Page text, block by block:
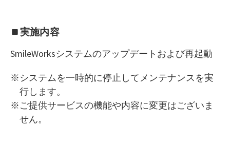
実施内容
SmileWorksシステムのアップデートおよび再起動
システムを一時的に停止してメンテナンスを実
行します。
ご提供サービスの機能や内容に変更はございま
せん。